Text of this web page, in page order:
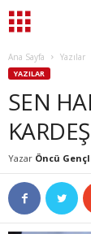
Ana Sayfa Yazılar
YAZILAR
SEN
Yazar Öncü